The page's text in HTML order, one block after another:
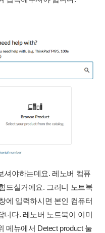
셔야하는데요. 레노버 컴퓨
드실거에요. 그러니 노트북
에 입력하시면 본인 컴퓨터
니다. 레노버 노트북이 이미
메뉴에서 Detect product 눌